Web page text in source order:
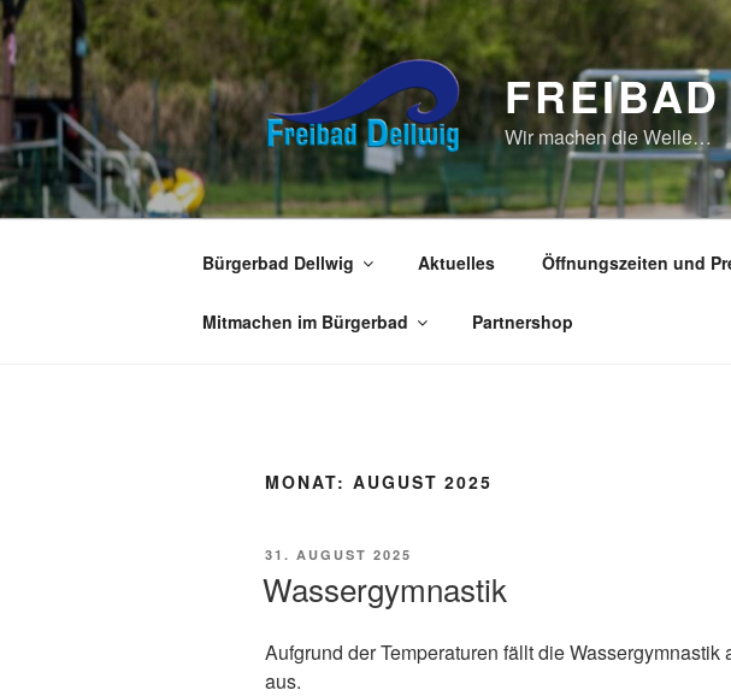
Zum
Inhalt
springen
Wir machen die Welle…
Bürgerbad Dellwig Aktuelles Öffnungszeiten und
Mitmachen im Bürgerbad Partnershop
MONAT: AUGUST 2025
VERÖFFENTLICHT
31. AUGUST 2025
Wassergymnastik
Aufgrund der Temperaturen fällt die Wassergymnastik
aus.